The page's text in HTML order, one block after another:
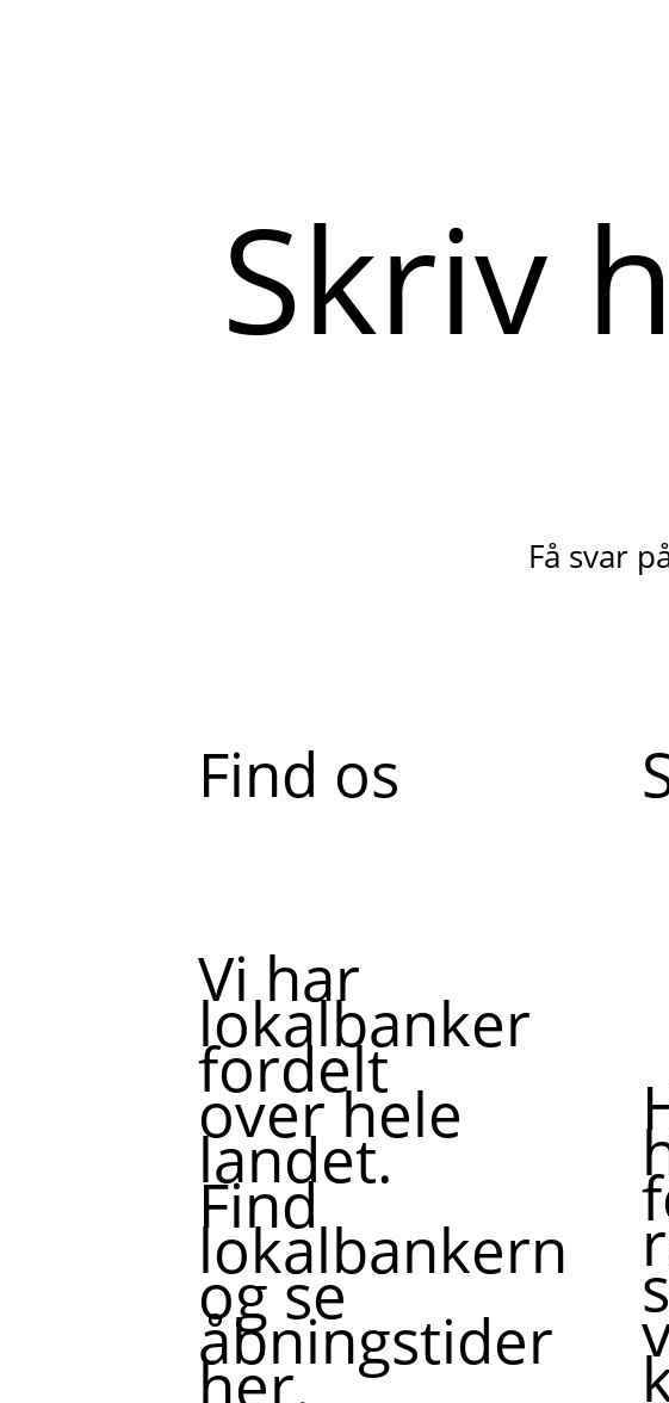
Få svar
Find os
Vi har
lokalbanker
fordelt
over hele
landet.
Find
lokalbankerne,
og se
åbningstider
her.